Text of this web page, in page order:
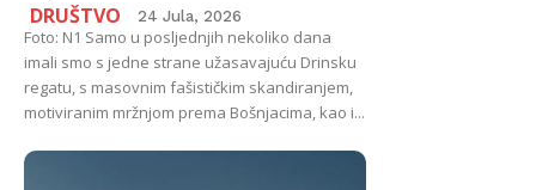
DRUŠTVO 24 Jula, 2026
Foto: N1 Samo u posljednjih nekoliko dana
imali smo s jedne strane užasavajuću Drinsku
regatu, s masovnim fašističkim skandiranjem,
motiviranim mržnjom prema Bošnjacima, kao i...